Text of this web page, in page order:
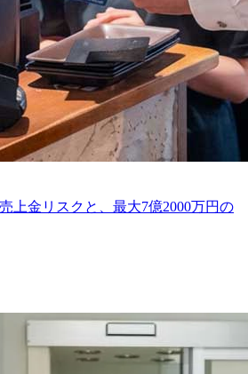
上金リスクと、最大7億2000万円の